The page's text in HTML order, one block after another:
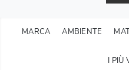
MARCA AMBIENTE
I PIÙ